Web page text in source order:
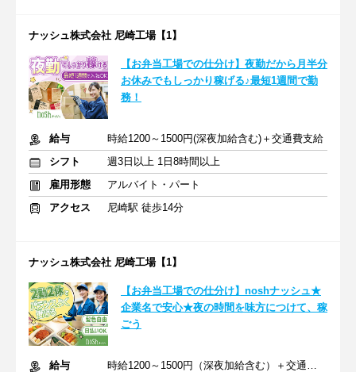
ナッシュ株式会社 尼崎工場【1】
【お弁当工場での仕分け】夜勤だから月半分
お休みでもしっかり稼げる♪最短1週間で勤
務！
給与
時給1200～1500円(深夜加給含む)＋交通費支給
シフト
週3日以上 1日8時間以上
雇用形態
アルバイト・パート
アクセス
尼崎駅 徒歩14分
ナッシュ株式会社 尼崎工場【1】
【お弁当工場での仕分け】noshナッシュ★
企業名で安心★夜の時間を味方につけて、稼
ごう
給与
時給1200～1500円（深夜加給含む）＋交通費支給